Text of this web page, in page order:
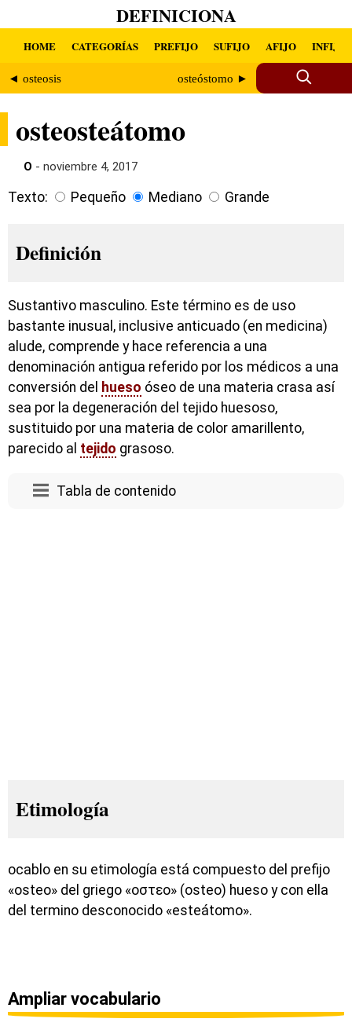
DEFINICIONA
HOME CATEGORÍAS PREFIJO SUFIJO AFIJO INFIJO
◄ osteosis osteóstomo ►
osteosteátomo
O - noviembre 4, 2017
Texto: Pequeño Mediano Grande
Definición
Sustantivo masculino. Este término es de uso
bastante inusual, inclusive anticuado (en medicina)
alude, comprende y hace referencia a una
denominación antigua referido por los médicos a una
conversión del hueso óseo de una materia crasa así
sea por la degeneración del tejido huesoso,
sustituido por una materia de color amarillento,
parecido al tejido grasoso.
Tabla de contenido
Etimología
ocablo en su etimología está compuesto del prefijo
«osteo» del griego «οστεο» (osteo) hueso y con ella
del termino desconocido «esteátomo».
Ampliar vocabulario